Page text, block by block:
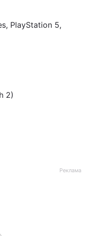
PlayStation 5,
2)
Реклама